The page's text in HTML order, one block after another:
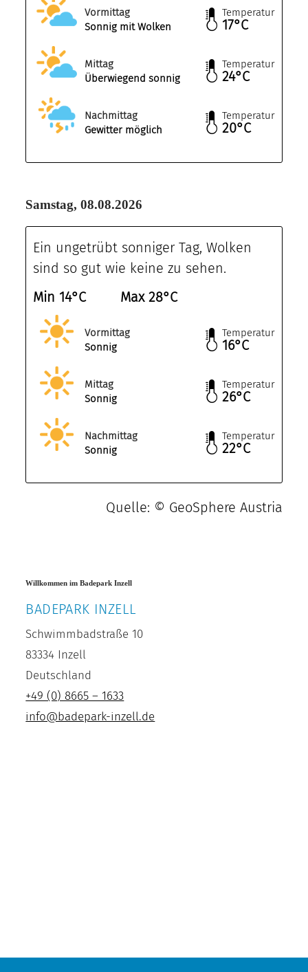
Vormittag
Sonnig mit Wolken
Temperatur
17°C
Mittag
Überwiegend sonnig
Temperatur
24°C
Nachmittag
Gewitter möglich
Temperatur
20°C
Samstag, 08.08.2026
Vormittag
Sonnig
Temperatur
16°C
Mittag
Sonnig
Temperatur
26°C
Nachmittag
Sonnig
Temperatur
22°C
Ein ungetrübt sonniger Tag, Wolken
sind so gut wie keine zu sehen.
Min 14°C
Max 28°C
Quelle: © GeoSphere Austria
Willkommen im Badepark Inzell
BADEPARK INZELL
Schwimmbadstraße 10
83334 Inzell
Deutschland
+49 (0) 8665 – 1633
info@badepark-inzell.de